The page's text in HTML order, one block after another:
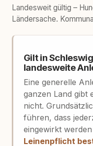
Landesweit gültig –
Ländersache.
Gilt in
landesweite
Eine generelle
ganzen Land gibt
nicht.
führen, dass
eingewirkt
Leinenpflicht